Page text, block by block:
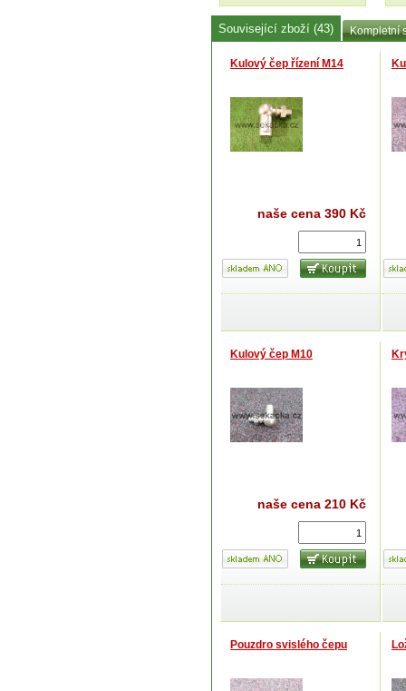
Související zboží (43) Kompletní
Kulový čep řízení M14
naše cena 390 Kč
Kulový čep M10
naše cena 210 Kč
Pouzdro svislého čepu